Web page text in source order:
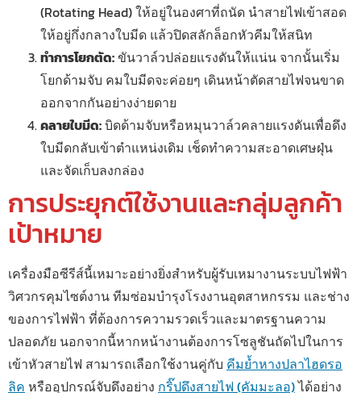
(Rotating Head) ให้อยู่ในองศาที่ถนัด นำสายไฟเข้าสอด
ให้อยู่กึ่งกลางใบมีด แล้วปิดสลักล็อกหัวคีมให้สนิท
ทำการโยกตัด:ขันวาล์วปล่อยแรงดันให้แน่น จากนั้นเริ่ม
โยกด้ามจับ คมใบมีดจะค่อยๆ เดินหน้าตัดสายไฟจนขาด
ออกจากกันอย่างง่ายดาย
คลายใบมีด:บิดด้ามจับหรือหมุนวาล์วคลายแรงดันเพื่อดึง
ใบมีดกลับเข้าตำแหน่งเดิม เช็ดทำความสะอาดเศษฝุ่น
และจัดเก็บลงกล่อง
การประยุกต์ใช้งานและกลุ่มลูกค้า
เป้าหมาย
เครื่องมือซีรีส์นี้เหมาะอย่างยิ่งสำหรับผู้รับเหมางานระบบไฟฟ้า
วิศวกรคุมไซต์งาน ทีมซ่อมบำรุงโรงงานอุตสาหกรรม และช่าง
ของการไฟฟ้า ที่ต้องการความรวดเร็วและมาตรฐานความ
ปลอดภัย นอกจากนี้หากหน้างานต้องการโซลูชันถัดไปในการ
เข้าหัวสายไฟ สามารถเลือกใช้งานคู่กับ คีมย้ำหางปลาไฮดรอ
ลิค หรืออุปกรณ์จับดึงอย่าง กริ๊ปดึงสายไฟ (คัมมะลอ)ได้อย่าง